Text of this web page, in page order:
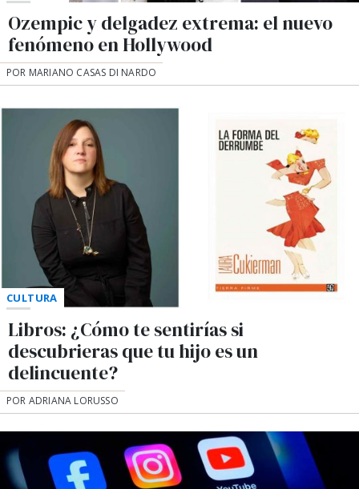
Ozempic y delgadez extrema: el nuevo
fenómeno en Hollywood
POR MARIANO CASAS DI NARDO
CULTURA
Libros: ¿Cómo te sentirías si
descubrieras que tu hijo es un
delincuente?
POR ADRIANA LORUSSO